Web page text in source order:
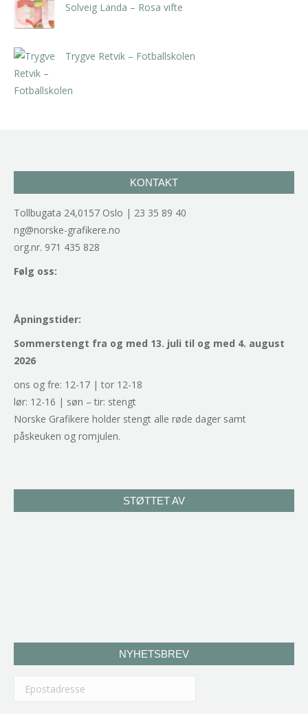
Solveig Landa – Rosa vifte
Trygve Retvik – Fotballskolen
KONTAKT
Tollbugata 24,0157 Oslo | 23 35 89 40
ng@norske-grafikere.no
org.nr. 971 435 828
Følg oss:
Åpningstider:
Sommerstengt fra og med 13. juli til og med 4. august
2026
ons og fre: 12-17 | tor 12-18
lør: 12-16 | søn – tir: stengt
Norske Grafikere holder stengt alle røde dager samt
påskeuken og romjulen.
STØTTET AV
NYHETSBREV